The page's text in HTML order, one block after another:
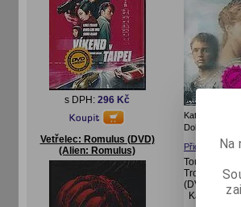
s DPH: 296 Kč
Vetřelec: Romulus (DVD)
(Alien: Romulus)
Katalogové
Doba
Přidat do
Touha je
Trojská
(DVD)CZ
Na